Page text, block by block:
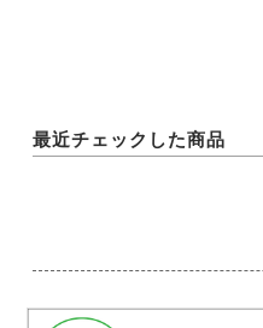
最近チェックした商品